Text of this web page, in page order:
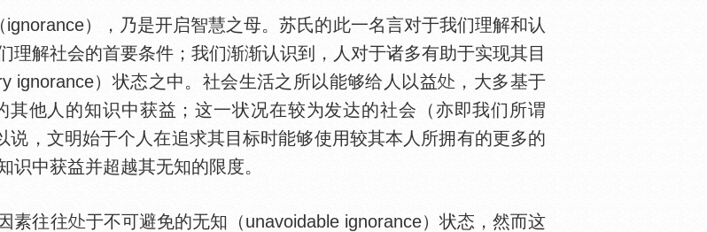
），乃是开启智慧之母。苏氏的此一名言对于我们理解和认
理解社会的首要条件；我们渐渐认识到，人对于诸多有助于实现其目
ignorance）状态之中。社会生活之所以能够给人以益
，大多基于
他人的知识中获益；这一状况在较为发达的社会（亦即我们所谓
说，文明始于个人在追求其目标时能够使用较其本人所拥有的更多的
中获益并超越其无知的限度。
素往往
于不可避免的无知（unavoidable ignorance）状态，然而这